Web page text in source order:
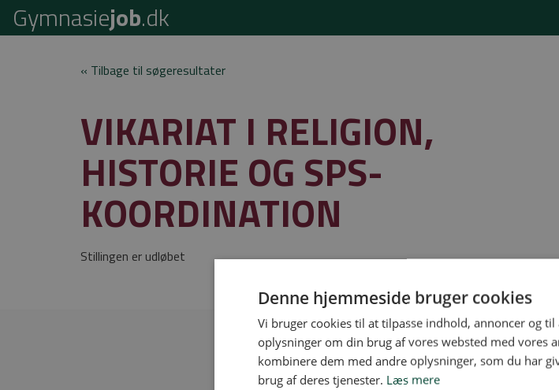
Gymnasiejob.dk
« Tilbage til søgeresultater
VIKARIAT I RELIGION,
HISTORIE OG SPS-
KOORDINATION
Stillingen er udløbet
Gymnasiejob
Denne hjemmeside bruger cookies
Vi bruger cookies til at tilpasse indhold, annoncer og
oplysninger om din brug af vores websted med vores
kombinere dem med andre oplysninger, som du har
brug af deres tjenester. Læs mere